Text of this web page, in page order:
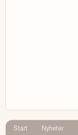
Start Nyheter